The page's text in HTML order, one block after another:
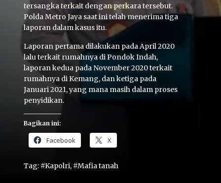
Home Video
tersangka terkait dengan perkara tersebut.
Polda Metro Jaya saat ini telah menerima tiga
laporan dalam kasus itu.
Laporan pertama dilakukan pada April 2020
lalu terkait rumahnya di Pondok Indah,
laporan kedua pada November 2020 terkait
rumahnya di Kemang, dan ketiga pada
Januari 2021, yang mana masih dalam proses
penyidikan.
Bagikan ini:
Facebook X
Tag: #Kapolri, #Mafia tanah